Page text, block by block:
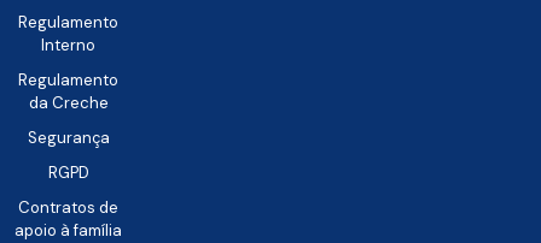
Regulamento
Interno
Regulamento
da Creche
Segurança
RGPD
Contratos de
apoio à família